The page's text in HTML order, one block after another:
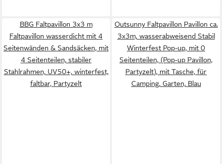
BBG Faltpavillon 3x3 m
Faltpavillon wasserdicht mit 4
Seitenwänden & Sandsäcken, mit
4 Seitenteilen, stabiler
Stahlrahmen, UV50+, winterfest,
faltbar, Partyzelt
Outsunny Faltpavillon Pavillon ca.
3x3m, wasserabweisend Stabil
Winterfest Pop-up, mit 0
Seitenteilen, (Pop-up Pavillon,
Partyzelt), mit Tasche, für
Camping, Garten, Blau